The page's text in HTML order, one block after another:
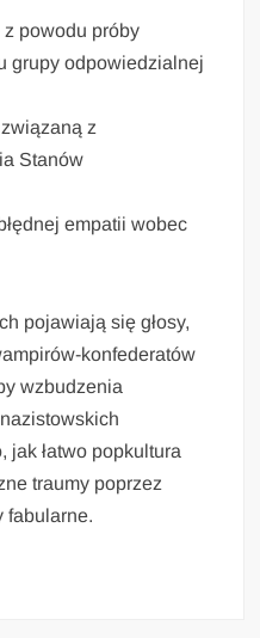
z powodu próby
grupy odpowiedzialnej
z
Stanów
empatii wobec
pojawiają się głosy,
konfederatów
wzbudzenia
jak łatwo popkultura
traumy poprzez
fabularne.